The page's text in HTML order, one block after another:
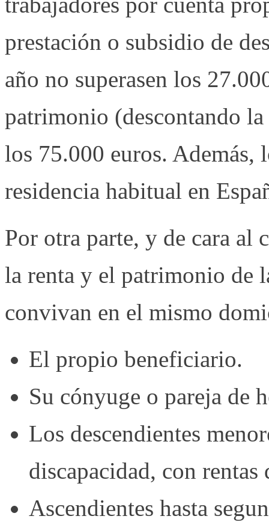
prestación o subsidio de
año no superasen los
patrimonio (descontando
los 75.000 euros. Además,
residencia habitual en
Por otra parte, y de cara al
la renta y el patrimonio de
convivan en el mismo
El propio beneficiario.
Su cónyuge o pareja de
Los descendientes
discapacidad, con
Ascendientes hasta